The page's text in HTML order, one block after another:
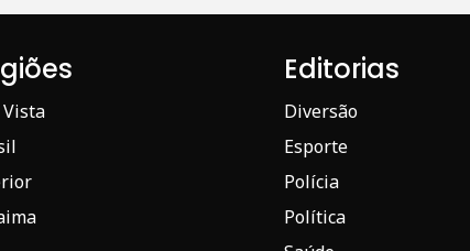
Vista
Editorias
Diversão
Esporte
Polícia
Política